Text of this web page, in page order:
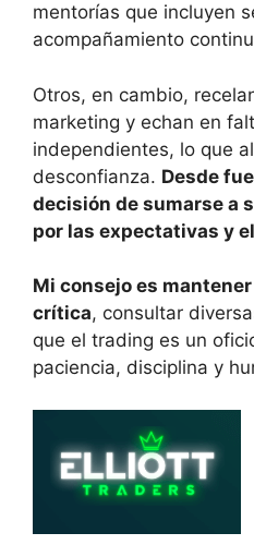
mentorías que incluyen
acompañamiento
Otros, en cambio,
marketing y echan en
independientes, lo que
desconfianza. Desde
decisión de sumarse a
por las expectativas y
Mi consejo es
crítica, consultar
que el trading es un
paciencia, disciplina y